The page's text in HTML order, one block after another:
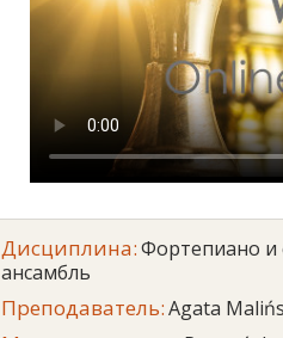
Дисциплина:Фортепиано
ансамбль
Преподаватель:Agata